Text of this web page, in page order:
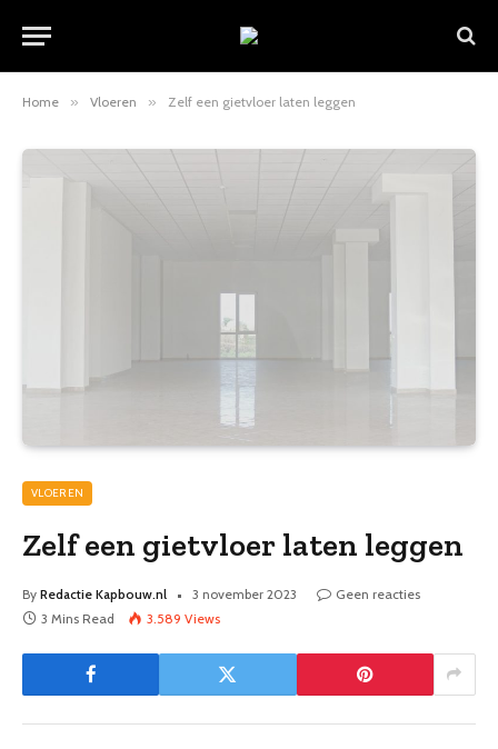
Home » Vloeren » Zelf een gietvloer laten leggen
VLOEREN
Zelf een gietvloer laten leggen
By Redactie Kapbouw.nl 3 november 2023
Geen reacties
3 Mins Read
3.589 Views